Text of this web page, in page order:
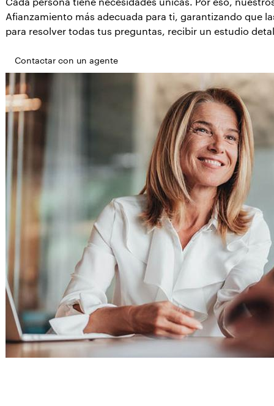
Afianzamiento más adecuada para ti, garantizando que
para resolver todas tus preguntas, recibir un estudio
Contactar con un agente